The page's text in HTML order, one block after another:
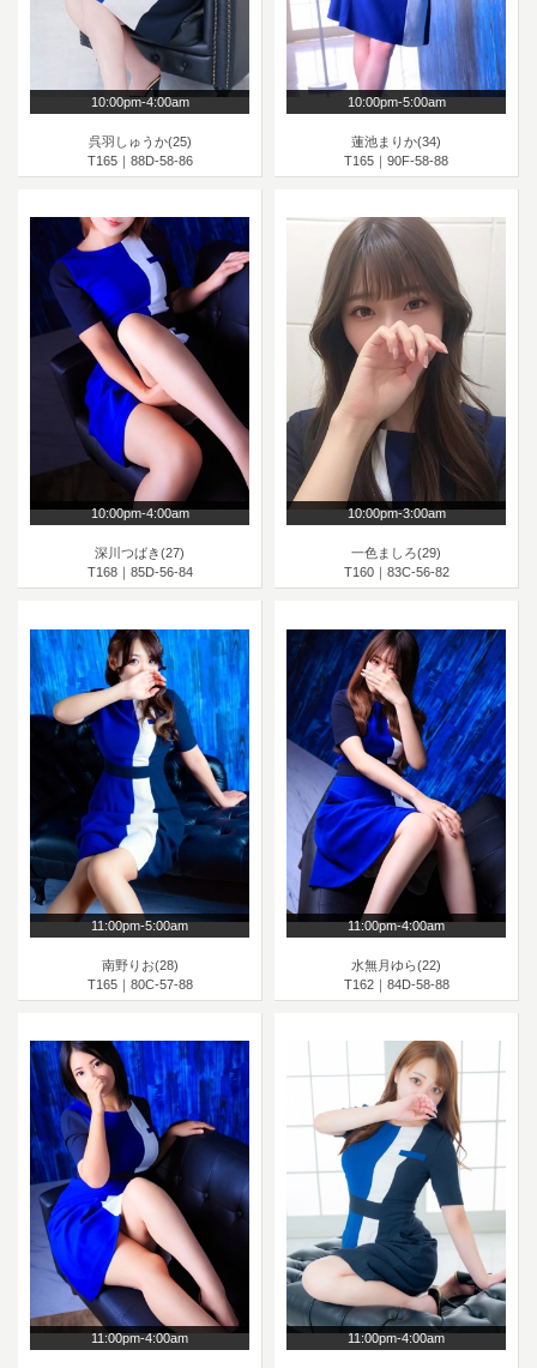
10:00pm-4:00am
呉羽しゅうか(25)
T165｜88D-58-86
10:00pm-5:00am
蓮池まりか(34)
T165｜90F-58-88
10:00pm-4:00am
深川つばき(27)
T168｜85D-56-84
10:00pm-3:00am
一色ましろ(29)
T160｜83C-56-82
11:00pm-5:00am
南野りお(28)
T165｜80C-57-88
11:00pm-4:00am
水無月ゆら(22)
T162｜84D-58-88
11:00pm-4:00am 11:00pm-4:00am